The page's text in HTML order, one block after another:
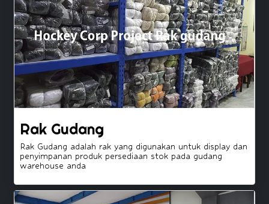
Rak Gudang
Rak Gudang adalah rak yang digunakan untuk display dan
penyimpanan produk persediaan stok pada gudang
warehouse anda